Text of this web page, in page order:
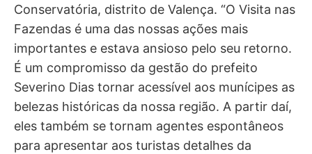
Conservatória, distrito de Valença. “O Visita nas
Fazendas é uma das nossas ações mais
importantes e estava ansioso pelo seu retorno.
É um compromisso da gestão do prefeito
Severino Dias tornar acessível aos munícipes as
belezas históricas da nossa região. A partir daí,
eles também se tornam agentes espontâneos
para apresentar aos turistas detalhes da